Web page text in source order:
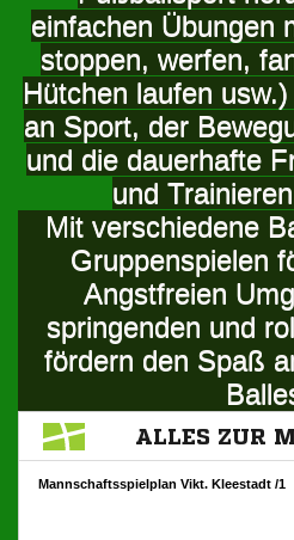
einfachen Übungen
stoppen, werfen,
Hütchen laufen
an Sport, der
und die dauerhafte
und
Mit verschiedene
Gruppenspielen
Angstfreien
springenden und
fördern den Spaß